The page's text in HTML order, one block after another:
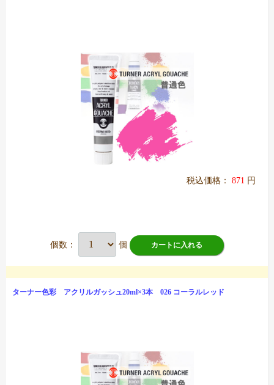
税込価格： 871 円
個数： 個 カートに入れる
ターナー色彩 アクリルガッシュ20ml×3本 026 コーラルレッド